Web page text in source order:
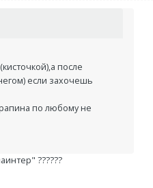
после
если захочешь
по любому не
??????